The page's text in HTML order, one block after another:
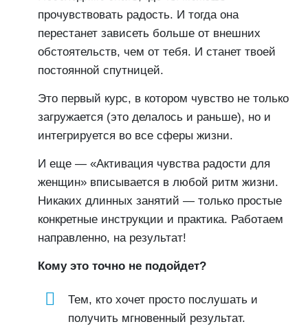
прочувствовать радость. И тогда она
перестанет зависеть больше от внешних
обстоятельств, чем от тебя. И станет твоей
постоянной спутницей.
Это первый курс, в котором чувство не только
загружается (это делалось и раньше), но и
интегрируется во все сферы жизни.
И еще — «Активация чувства радости для
женщин» вписывается в любой ритм жизни.
Никаких длинных занятий — только простые
конкретные инструкции и практика. Работаем
направленно, на результат!
Кому это точно не подойдет?
Тем, кто хочет просто послушать и
получить мгновенный результат.